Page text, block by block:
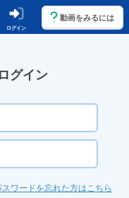
ログイン
動画をみるには
グイン
スワードを忘れた方はこちら